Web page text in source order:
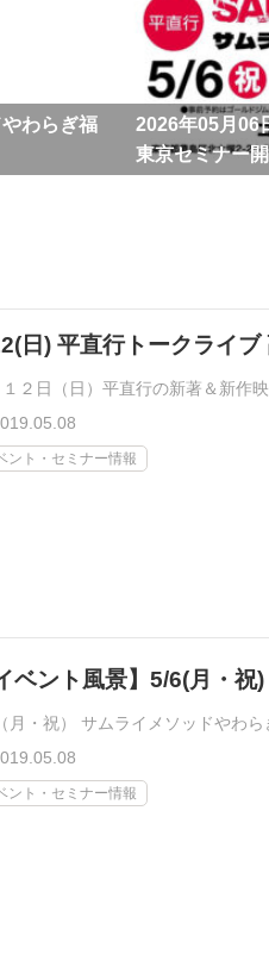
わらぎ福
2026年05月06
東京セミナー
日) 平直行トークライブ
１２日（日）平直行の新著＆新作
ント・セミナー情報
ベント風景】5/6(月・祝
月・祝） サムライメソッドやわ
ント・セミナー情報